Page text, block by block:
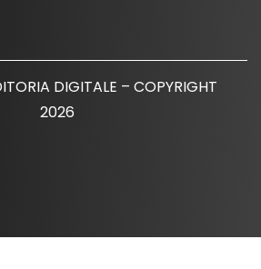
DIGITALE – COPYRIGHT
2026